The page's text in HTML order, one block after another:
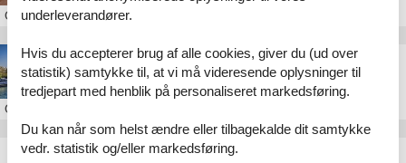
OmParis
Feriebolig i Paris
Om
Artikeltyper
underleverandører.
Hvis du accepterer brug af alle cookies, giver du (ud over
statistik) samtykke til, at vi må videresende oplysninger til
tredjepart med henblik på personaliseret markedsføring.
Du kan når som helst ændre eller tilbagekalde dit samtykke
vedr. statistik og/eller markedsføring.